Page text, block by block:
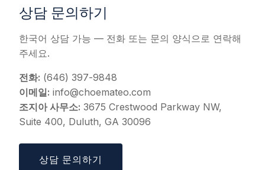
상담 문의하기
한국어 상담 가능 — 전화 또는 문의 양식으로 연락해
주세요.
전화: (646) 397-9848
이메일: info@choemateo.com
조지아 사무소: 3675 Crestwood Parkway NW,
Suite 400, Duluth, GA 30096
상담 문의하기